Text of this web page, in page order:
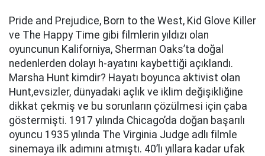
Pride and Prejudice, Born to the West, Kid Glove Killer
ve The Happy Time gibi filmlerin yıldızı olan
oyuncunun Kaliforniya, Sherman Oaks’ta doğal
nedenlerden dolayı h-ayatını kaybettiği açıklandı.
Marsha Hunt kimdir? Hayatı boyunca aktivist olan
Hunt,evsizler, dünyadaki açlık ve iklim değişikliğine
dikkat çekmiş ve bu sorunların çözülmesi için çaba
göstermişti. 1917 yılında Chicago’da doğan başarılı
oyuncu 1935 yılında The Virginia Judge adlı filmle
sinemaya ilk adımını atmıştı. 40’lı yıllara kadar ufak